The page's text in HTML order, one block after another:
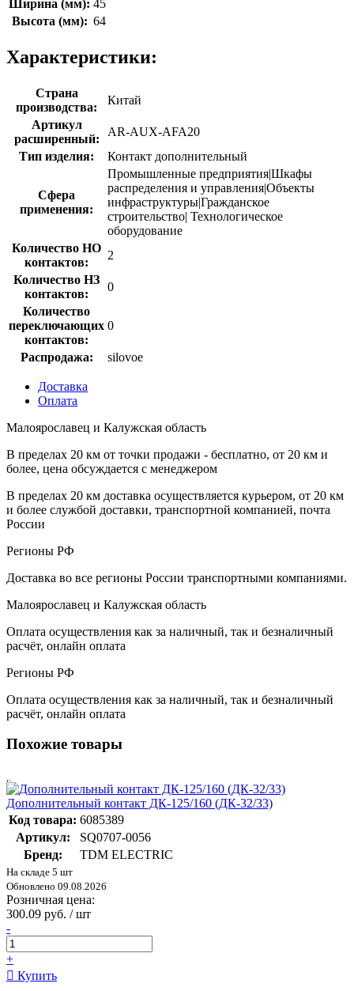
Ширина (мм): 45
Высота (мм): 64
Характеристики:
Страна
производства:
Китай
Артикул
расширенный:
AR-AUX-AFA20
Тип изделия:
Контакт дополнительный
Сфера
применения:
Промышленные предприятия|Шкафы
распределения и управления|Объекты
инфраструктуры|Гражданское
строительство| Технологическое
оборудование
Количество НО
контактов:
2
Количество НЗ
контактов:
0
Количество
переключающих
контактов:
0
Распродажа: silovoe
Доставка
Оплата
Малоярославец и Калужская область
В пределах 20 км от точки продажи - бесплатно, от 20 км и
более, цена обсуждается с менеджером
В пределах 20 км доставка осуществляется курьером, от 20 км
и более службой доставки, транспортной компанией, почта
России
Регионы РФ
Доставка во все регионы России транспортными компаниями.
Малоярославец и Калужская область
Оплата осуществления как за наличный, так и безналичный
расчёт, онлайн оплата
Регионы РФ
Оплата осуществления как за наличный, так и безналичный
расчёт, онлайн оплата
Похожие товары
Дополнительный контакт ДК-125/160 (ДК-32/33)
Код товара: 6085389
Артикул:
SQ0707-0056
Бренд:
TDM ELECTRIC
На складе 5 шт
Обновлено 09.08.2026
Розничная цена:
300.09 руб. / шт
-
+
Купить